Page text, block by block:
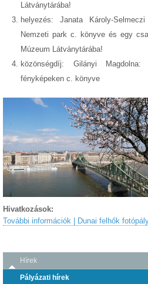
Látványtárába!
helyezés: Janata Károly-
Nemzeti park c. könyve és egy
Múzeum Látványtárába!
közönségdíj: Gilányi
fényképeken c. könyve
Hivatkozások:
További információk | Dunai felhők
Hírek
Pályázati hírek